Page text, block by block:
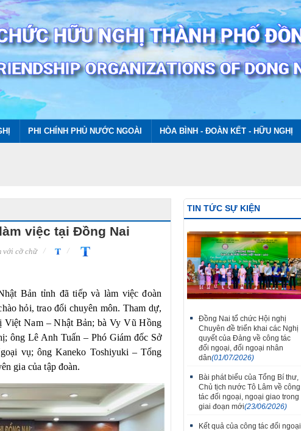
PHI CHÍNH PHỦ NƯỚC NGOÀI HÒA BÌNH - ĐOÀN KẾT - HỮU NGHỊ
việc tại Đồng Nai
với cỡ chữ
Bản tỉnh đã tiếp và làm việc đoàn
hỏi, trao đổi chuyên môn. Tham dự,
Nam – Nhật Bản; bà Vy Vũ Hồng
ông Lê Anh Tuấn – Phó Giám đốc Sở
vụ; ông Kaneko Toshiyuki – Tổng
gia của tập đoàn.
TIN TỨC SỰ KIỆN
Thắm tình đoàn kết tại Liên hoan
tiếng hát hữu nghị Việt Nam -
Lào thành phố Đồng Nai lần thứ
Đồng Nai tổ chức Hội nghị
Chuyên đề triển khai các Nghị
quyết của Đảng về công tác
đối ngoại, đối ngoại nhân
dân(01/07/2026)
Bài phát biểu của Tổng Bí thư,
Chủ tịch nước Tô Lâm về công
tác đối ngoại, ngoại giao trong
giai đoạn mới(23/06/2026)
Kết quả của công tác đối ngoại